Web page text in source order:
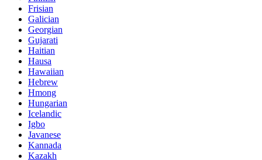
Frisian
Galician
Georgian
Gujarati
Haitian
Hausa
Hawaiian
Hebrew
Hmong
Hungarian
Icelandic
Igbo
Javanese
Kannada
Kazakh